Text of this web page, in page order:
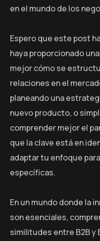
en el mundo de los
Espero que este post
haya proporcionado
mejor cómo se
relaciones en el
planeando una
nuevo producto, o
comprender mejor el
que la clave está en
adaptar tu enfoque
específicas.
En un mundo donde la
son esenciales,
similitudes entre B2B y